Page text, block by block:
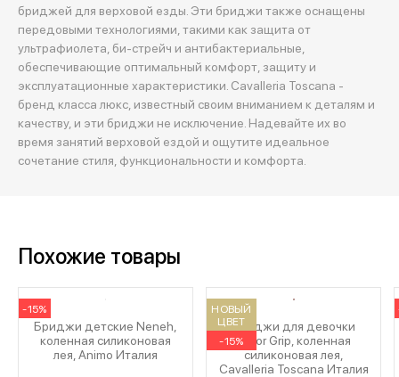
бриджей для верховой езды. Эти бриджи также оснащены
передовыми технологиями, такими как защита от
ультрафиолета, би-стрейч и антибактериальные,
обеспечивающие оптимальный комфорт, защиту и
эксплуатационные характеристики. Cavalleria Toscana -
бренд класса люкс, известный своим вниманием к деталям и
качеству, и эти бриджи не исключение. Надевайте их во
время занятий верховой ездой и ощутите идеальное
сочетание стиля, функциональности и комфорта.
Похожие товары
-15%
Бриджи детские Neneh,
коленная силиконовая
лея, Animo Италия
НОВЫЙ
ЦВЕТ
-15%
Бриджи для девочки
Color Grip, коленная
силиконовая лея,
Cavalleria Toscana Италия